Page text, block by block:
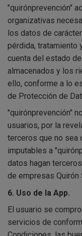
"quirónprevención"
organizativas
los datos de
pérdida, tratamiento
cuenta del estado
almacenados y los
ello, conforme a lo
de Protección de
"quirónprevención"
usuarios, por la
terceros que no sea
imputables a
datos hagan
de empresas Quirón
6. Uso de la App.
El usuario se
servicios de